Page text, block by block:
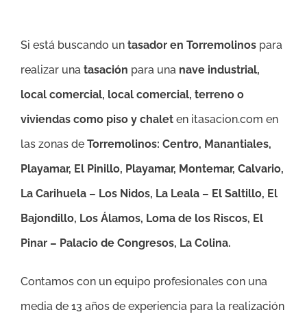
Si está buscando un tasador en Torremolinos para
realizar una tasación para una nave industrial,
local comercial, local comercial, terreno o
viviendas como piso y chalet en itasacion.com en
las zonas de Torremolinos: Centro, Manantiales,
Playamar, El Pinillo, Playamar, Montemar, Calvario,
La Carihuela – Los Nidos, La Leala – El Saltillo, El
Bajondillo, Los Álamos, Loma de los Riscos, El
Pinar – Palacio de Congresos, La Colina.
Contamos con un equipo profesionales con una
media de 13 años de experiencia para la realización